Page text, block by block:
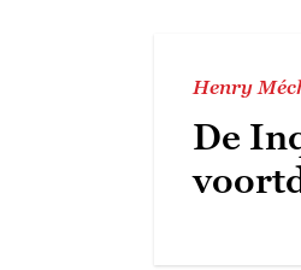
Henry
De